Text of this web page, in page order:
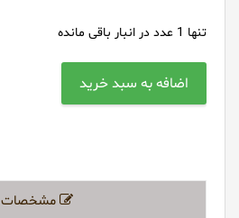
تنها 1 عدد در انبار باقی مانده
مشخصات